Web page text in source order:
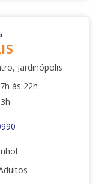
Jardinópolis
às 22h